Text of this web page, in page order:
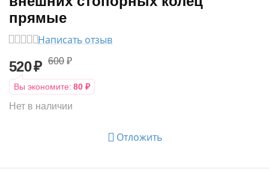
прямые
Написать отзыв
520₽ 600 ₽
Вы экономите: 80 ₽
Нет в наличии
Отложить